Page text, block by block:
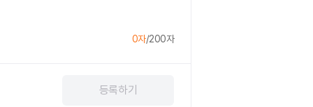
0자/200자
등록하기